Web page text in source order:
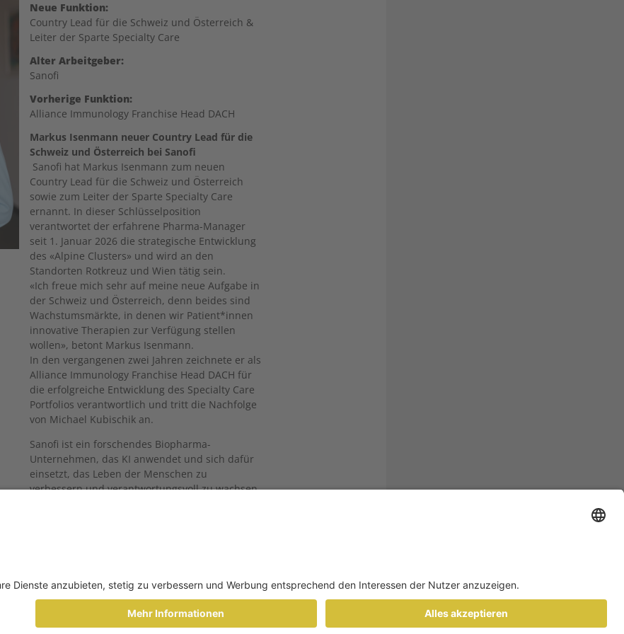
Neue Funktion:
Country Lead für die Schweiz und Österreich &
Leiter der Sparte Specialty Care
Alter Arbeitgeber:
Sanofi
Vorherige Funktion:
Alliance Immunology Franchise Head DACH
Markus Isenmann neuer Country Lead für die
Schweiz und Österreich bei Sanofi
Sanofi hat Markus Isenmann zum neuen
Country Lead für die Schweiz und Österreich
sowie zum Leiter der Sparte Specialty Care
ernannt. In dieser Schlüsselposition
verantwortet der erfahrene Pharma-Manager
seit 1. Januar 2026 die strategische Entwicklung
des «Alpine Clusters» und wird an den
Standorten Rotkreuz und Wien tätig sein.
«Ich freue mich sehr auf meine neue Aufgabe in
der Schweiz und Österreich, denn beides sind
Wachstumsmärkte, in denen wir Patient*innen
innovative Therapien zur Verfügung stellen
wollen», betont Markus Isenmann.
In den vergangenen zwei Jahren zeichnete er als
Alliance Immunology Franchise Head DACH für
die erfolgreiche Entwicklung des Specialty Care
Portfolios verantwortlich und tritt die Nachfolge
von Michael Kubischik an.
Sanofi ist ein forschendes Biopharma-
Unternehmen, das KI anwendet und sich dafür
einsetzt, das Leben der Menschen zu
verbessern und verantwortungsvoll zu wachsen.
Footer
KONTAKT
DATENSCHUTZ
©2025 ALMA Medien AG